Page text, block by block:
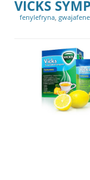
VICKS
fenylefryna